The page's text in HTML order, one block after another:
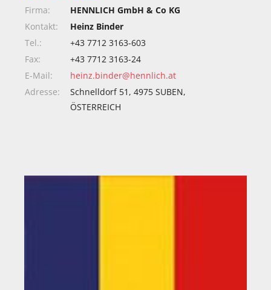
Firma:
HENNLICH GmbH & Co KG
Kontakt:
Heinz Binder
Tel.:
+43 7712 3163-603
Fax:
+43 7712 3163-24
E-Mail:
heinz.binder@hennlich.at
Adresse:
Schnelldorf 51, 4975 SUBEN,
ÖSTERREICH